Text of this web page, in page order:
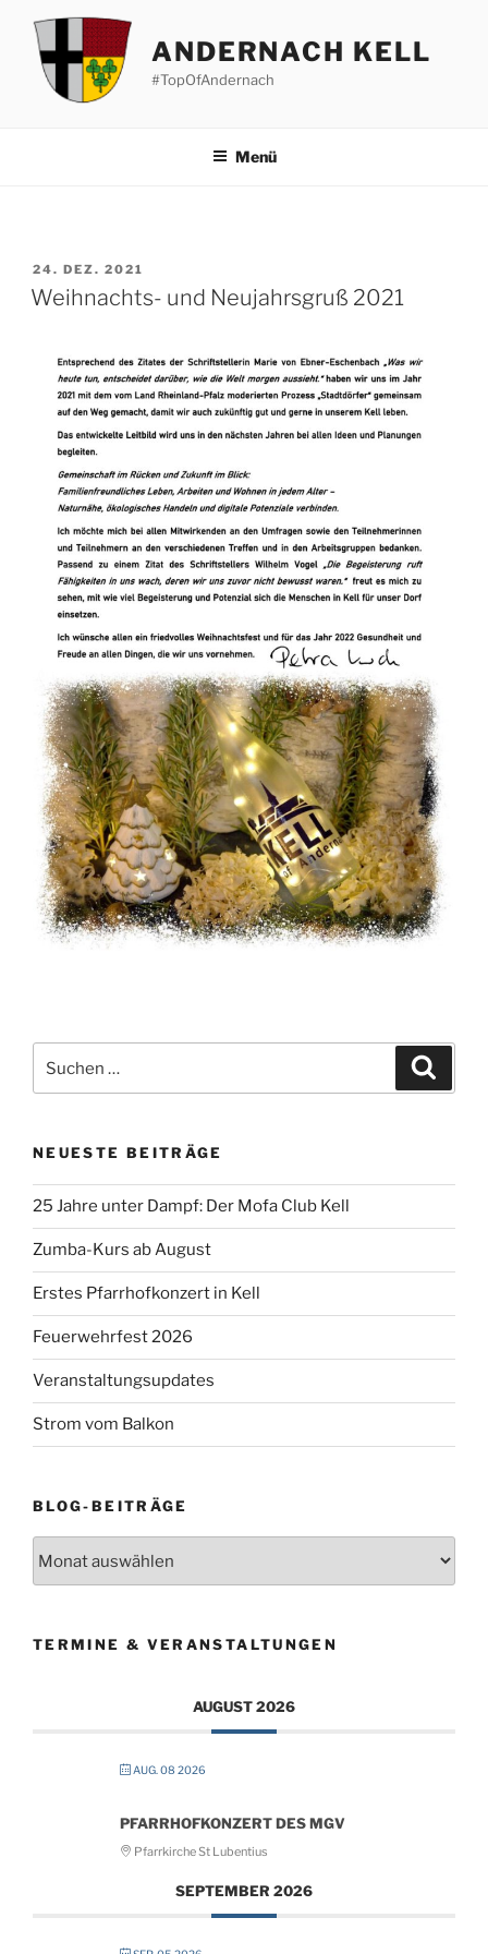
Inhalt
springen
ANDERNACH KELL
#TopOfAndernach
Menü
VERÖFFENTLICHT
AM
24. DEZ. 2021
Weihnachts- und Neujahrsgruß 2021
nach:
NEUESTE BEITRÄGE
25 Jahre unter Dampf: Der Mofa Club Kell
Zumba-Kurs ab August
Erstes Pfarrhofkonzert in Kell
Feuerwehrfest 2026
Veranstaltungsupdates
Strom vom Balkon
BLOG-BEITRÄGE
TERMINE & VERANSTALTUNGEN
AUGUST 2026
AUG. 08 2026
PFARRHOFKONZERT DES MGV
Pfarrkirche St Lubentius
SEPTEMBER 2026